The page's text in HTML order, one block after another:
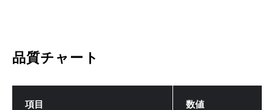
品質チャート
項目 数値